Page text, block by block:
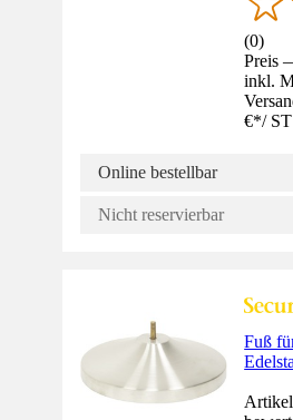
(0)
Preis
inkl.
€*/ ST
Online bestellbar
Nicht reservierbar
Fuß